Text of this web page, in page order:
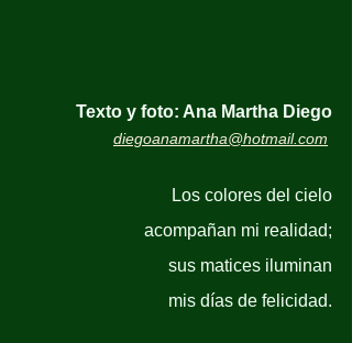
Texto y foto: Ana Martha Diego
diegoanamartha@hotmail.com
Los colores del cielo
acompañan mi realidad;
sus matices iluminan
mis días de felicidad.